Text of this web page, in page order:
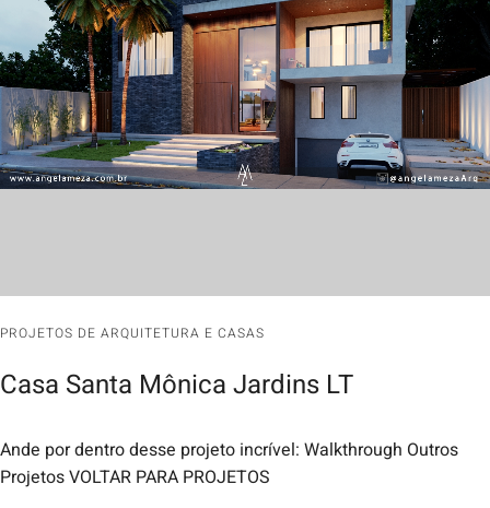
PROJETOS DE ARQUITETURA E CASAS
Casa Santa Mônica Jardins LT
Ande por dentro desse projeto incrível: Walkthrough Outros
Projetos VOLTAR PARA PROJETOS